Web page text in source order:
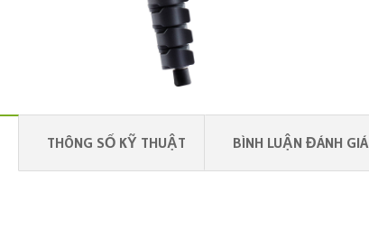
THÔNG SỐ KỸ THUẬT BÌNH LUẬN ĐÁNH GIÁ